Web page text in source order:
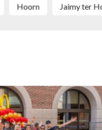
Hoorn Jaimy ter